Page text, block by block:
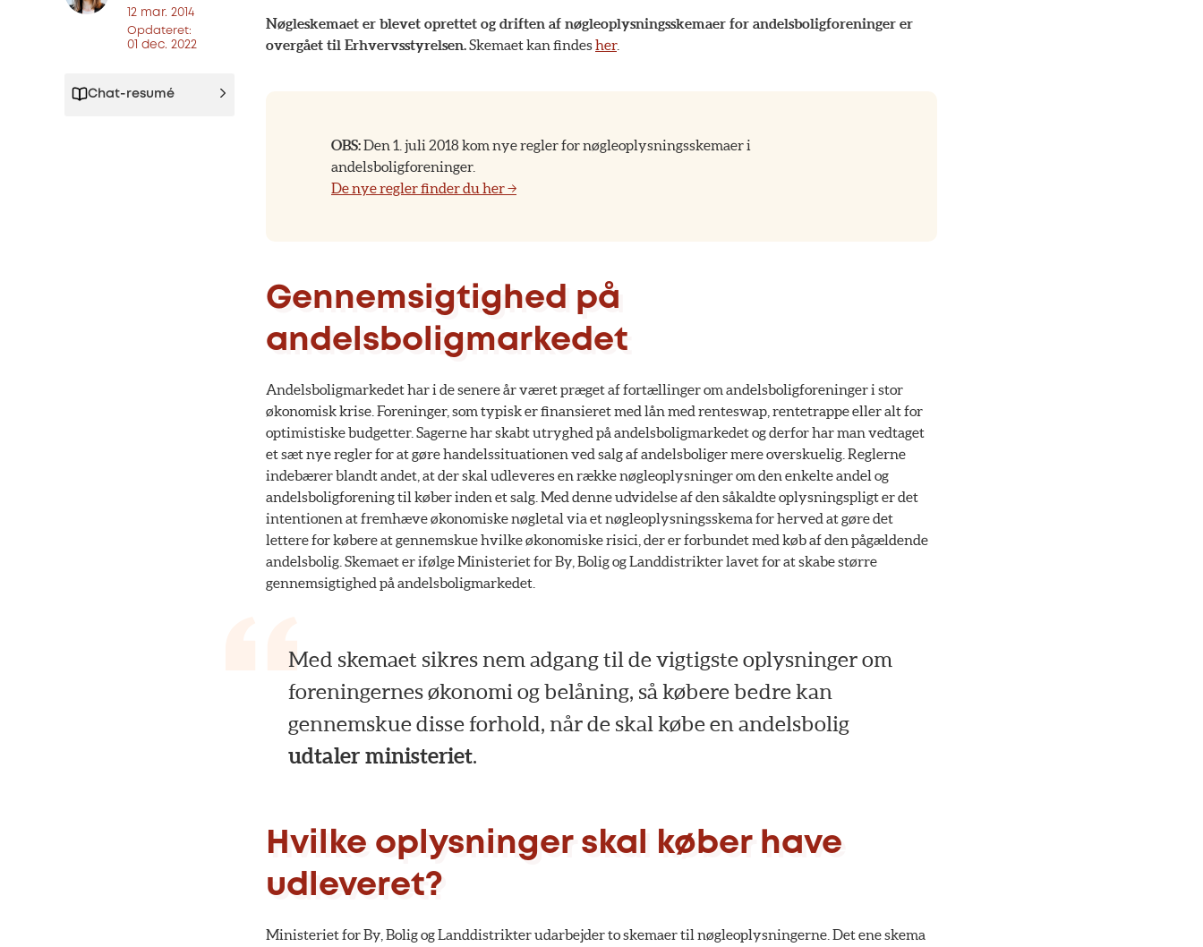
12 mar. 2014
Opdateret:
01 dec. 2022
Chat-resumé
Nøgleskemaet er blevet oprettet og driften af nøgleoplysningsskemaer for andelsboligforeninger er
overgået til Erhvervsstyrelsen.Skemaet kan findesher.
OBS:Den 1. juli 2018 kom nye regler for nøgleoplysningsskemaer i
andelsboligforeninger.
De nye regler finder du her →
Gennemsigtighed på
andelsboligmarkedet
Andelsboligmarkedet har i de senere år været præget af fortællinger om andelsboligforeninger i stor
økonomisk krise. Foreninger, som typisk er finansieret med lån med renteswap, rentetrappe eller alt for
optimistiske budgetter. Sagerne har skabt utryghed på andelsboligmarkedet og derfor har man vedtaget
et sæt nye regler for at gøre handelssituationen ved salg af andelsboliger mere overskuelig. Reglerne
indebærer blandt andet, at der skal udleveres en række nøgleoplysninger om den enkelte andel og
andelsboligforening til køber inden et salg. Med denne udvidelse af den såkaldte oplysningspligt er det
intentionen at fremhæve økonomiske nøgletal via et nøgleoplysningsskema for herved at gøre det
lettere for købere at gennemskue hvilke økonomiske risici, der er forbundet med køb af den pågældende
andelsbolig. Skemaet er ifølge Ministeriet for By, Bolig og Landdistrikter lavet for at skabe større
gennemsigtighed på andelsboligmarkedet.
Med skemaet sikres nem adgang til de vigtigste oplysninger om
foreningernes økonomi og belåning, så købere bedre kan
gennemskue disse forhold, når de skal købe en andelsbolig
udtaler ministeriet.
Hvilke oplysninger skal køber have
udleveret?
Ministeriet for By, Bolig og Landdistrikter udarbejder to skemaer til nøgleoplysningerne. Det ene skema